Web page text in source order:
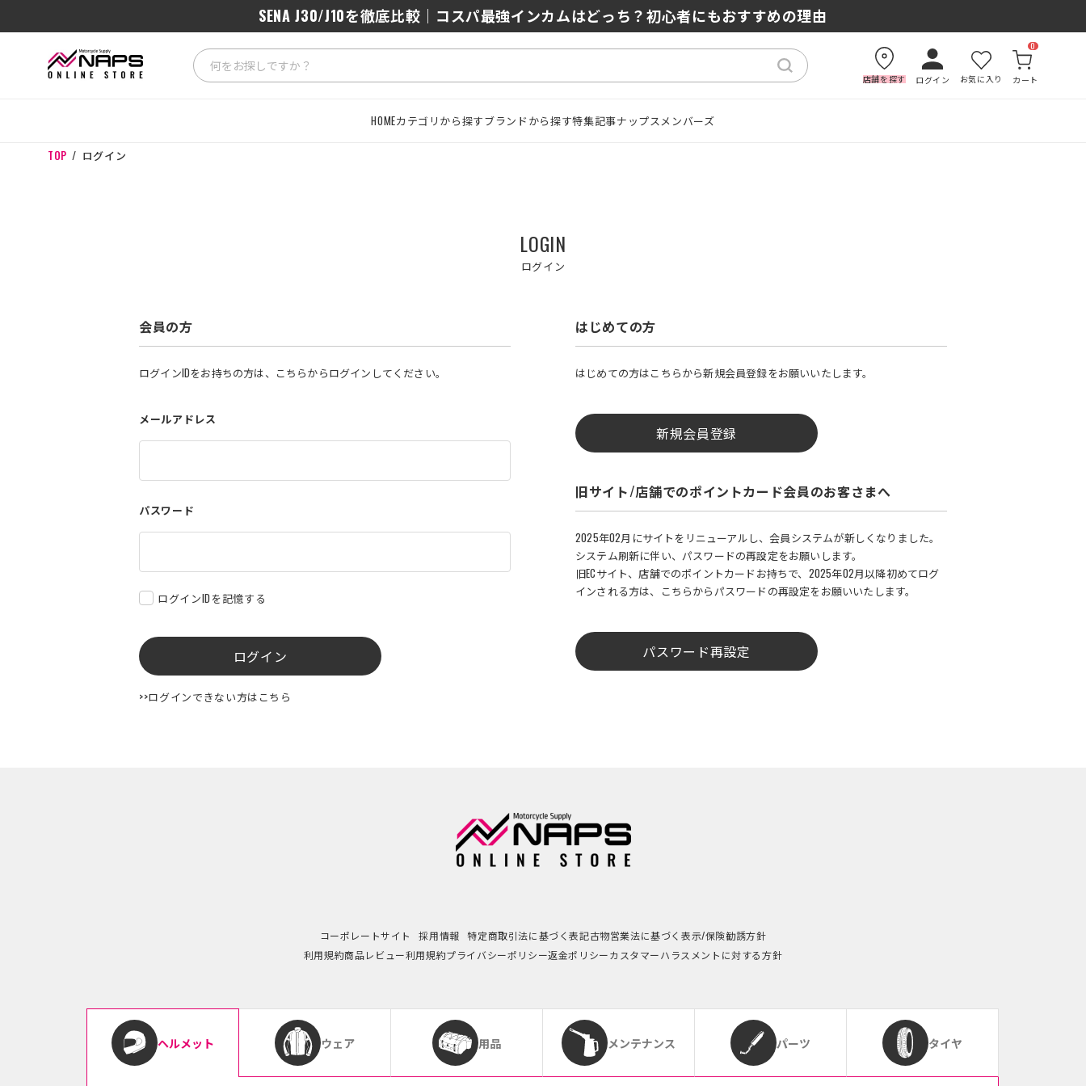
SENA J30/J10を徹底比較｜コスパ最強インカムはどっち？初心者にもおすすめの理由
店舗を探す ログイン お気に入り カート
0
HOMEカテゴリから探すブランドから探す特集記事ナップスメンバーズ
TOP ログイン
LOGIN
ログイン
会員の方
ログインIDをお持ちの方は、こちらからログインしてください。
メールアドレス
パスワード
ログインIDを記憶する
ログイン
>>ログインできない方はこちら
はじめての方
はじめての方はこちらから新規会員登録をお願いいたします。
新規会員登録
旧サイト/店舗でのポイントカード会員のお客さまへ
2025年02月にサイトをリニューアルし、会員システムが新しくなりました。
システム刷新に伴い、パスワードの再設定をお願いします。
旧ECサイト、店舗でのポイントカードお持ちで、2025年02月以降初めてログ
インされる方は、こちらからパスワードの再設定をお願いいたします。
パスワード再設定
コーポレートサイト 採用情報 特定商取引法に基づく表記古物営業法に基づく表示/保険勧誘方針
利用規約商品レビュー利用規約プライバシーポリシー返金ポリシーカスタマーハラスメントに対する方針
ヘルメット ウェア 用品 メンテナンス パーツ タイヤ